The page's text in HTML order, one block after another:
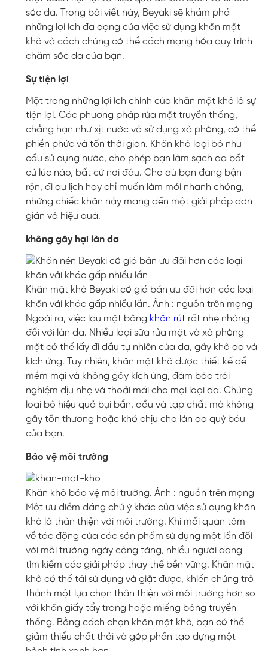
sóc da. Trong bài viết này, Beyaki sẽ khám phá
những lợi ích đa dạng của việc sử dụng khăn mặt
khô và cách chúng có thể cách mạng hóa quy trình
chăm sóc da của bạn.
Sự tiện lợi
Một trong những lợi ích chính của khăn mặt khô là sự
tiện lợi. Các phương pháp rửa mặt truyền thống,
chẳng hạn như xịt nước và sử dụng xà phòng, có thể
phiền phức và tốn thời gian. Khăn khô loại bỏ nhu
cầu sử dụng nước, cho phép bạn làm sạch da bất
cứ lúc nào, bất cứ nơi đâu. Cho dù bạn đang bận
rộn, đi du lịch hay chỉ muốn làm mới nhanh chóng,
những chiếc khăn này mang đến một giải pháp đơn
giản và hiệu quả.
không gây hại làn da
Khăn mặt khô Beyaki có giá bán ưu đãi hơn các loại
khăn vải khác gấp nhiều lần. Ảnh : nguồn trên mạng
Ngoài ra, việc lau mặt bằng khăn rútrất nhẹ nhàng
đối với làn da. Nhiều loại sữa rửa mặt và xà phòng
mặt có thể lấy đi dầu tự nhiên của da, gây khô da và
kích ứng. Tuy nhiên, khăn mặt khô được thiết kế để
mềm mại và không gây kích ứng, đảm bảo trải
nghiệm dịu nhẹ và thoải mái cho mọi loại da. Chúng
loại bỏ hiệu quả bụi bẩn, dầu và tạp chất mà không
gây tổn thương hoặc khó chịu cho làn da quý báu
của bạn.
Bảo vệ môi trường
Khăn khô bảo vệ môi trường. Ảnh : nguồn trên mạng
Một ưu điểm đáng chú ý khác của việc sử dụng khăn
khô là thân thiện với môi trường. Khi mối quan tâm
về tác động của các sản phẩm sử dụng một lần đối
với môi trường ngày càng tăng, nhiều người đang
tìm kiếm các giải pháp thay thế bền vững. Khăn mặt
khô có thể tái sử dụng và giặt được, khiến chúng trở
thành một lựa chọn thân thiện với môi trường hơn so
với khăn giấy tẩy trang hoặc miếng bông truyền
thống. Bằng cách chọn khăn mặt khô, bạn có thể
giảm thiểu chất thải và góp phần tạo dựng một